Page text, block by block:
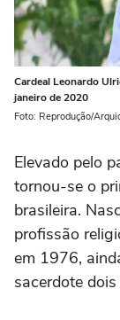
Cardeal Leonardo
janeiro de 2020
Foto: Reprodução/
Elevado pelo
tornou-se o
brasileira.
profissão
em 1976,
sacerdote